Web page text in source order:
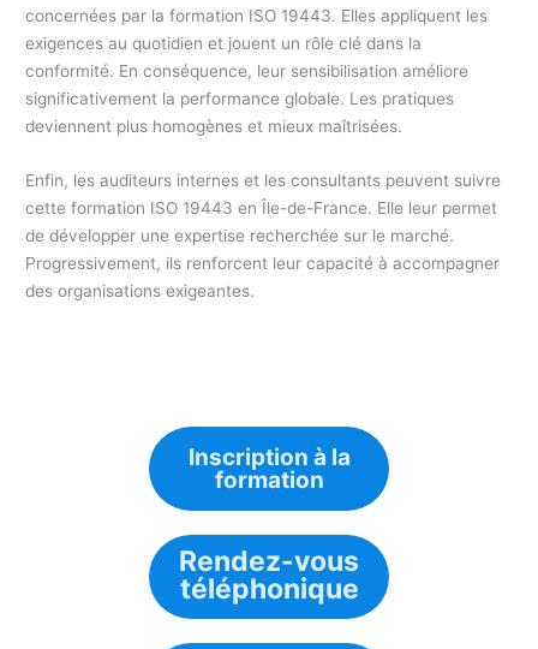
concernées par la formation ISO 19443. Elles appliquent les
exigences au quotidien et jouent un rôle clé dans la
conformité. En conséquence, leur sensibilisation améliore
significativement la performance globale. Les pratiques
deviennent plus homogènes et mieux maîtrisées.
Enfin, les auditeurs internes et les consultants peuvent suivre
cette formation ISO 19443 en Île-de-France. Elle leur permet
de développer une expertise recherchée sur le marché.
Progressivement, ils renforcent leur capacité à accompagner
des organisations exigeantes.
Inscription à la
formation
Rendez-vous
téléphonique